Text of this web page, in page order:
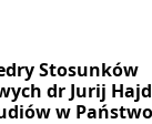
Stosunków
dr Jurij
w